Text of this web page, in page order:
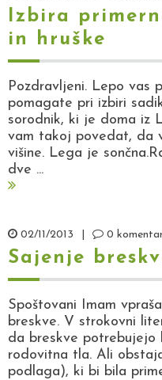
Izbira
in hruške
Pozdravljeni. Lepo vas
pomagate pri izbiri
sorodnik, ki je doma iz
vam takoj povedat, da
višine. Lega je
dve ...
02/11/2013 0
Sajenje
Spoštovani Imam
breskve. V strokovni
da breskve potrebujejo
rodovitna tla. Ali
podlaga), ki bi bila